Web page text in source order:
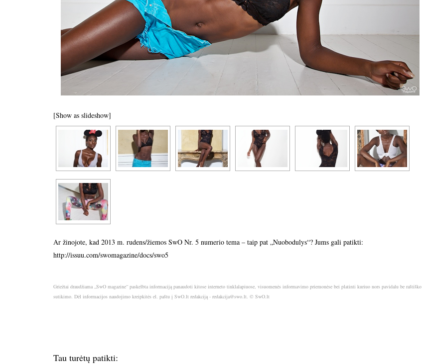
[Show as slideshow]
Ar žinojote, kad 2013 m. rudens/žiemos SwO Nr. 5 numerio tema – taip pat „Nuobodulys“? Jums gali patikti:
http://issuu.com/swomagazine/docs/swo5
Griežtai draudžiama „SwO magazine“ paskelbta informaciją panaudoti kitose interneto tinklalapiuose, visuomenės informavimo priemonėse bei platinti kuriuo nors pavidalu be raštiško
sutikimo. Dėl informacijos naudojimo kreipkitės el. paštu į SwO.lt redakciją - redakcija@swo.lt. © SwO.lt
Tau turėtų patikti: